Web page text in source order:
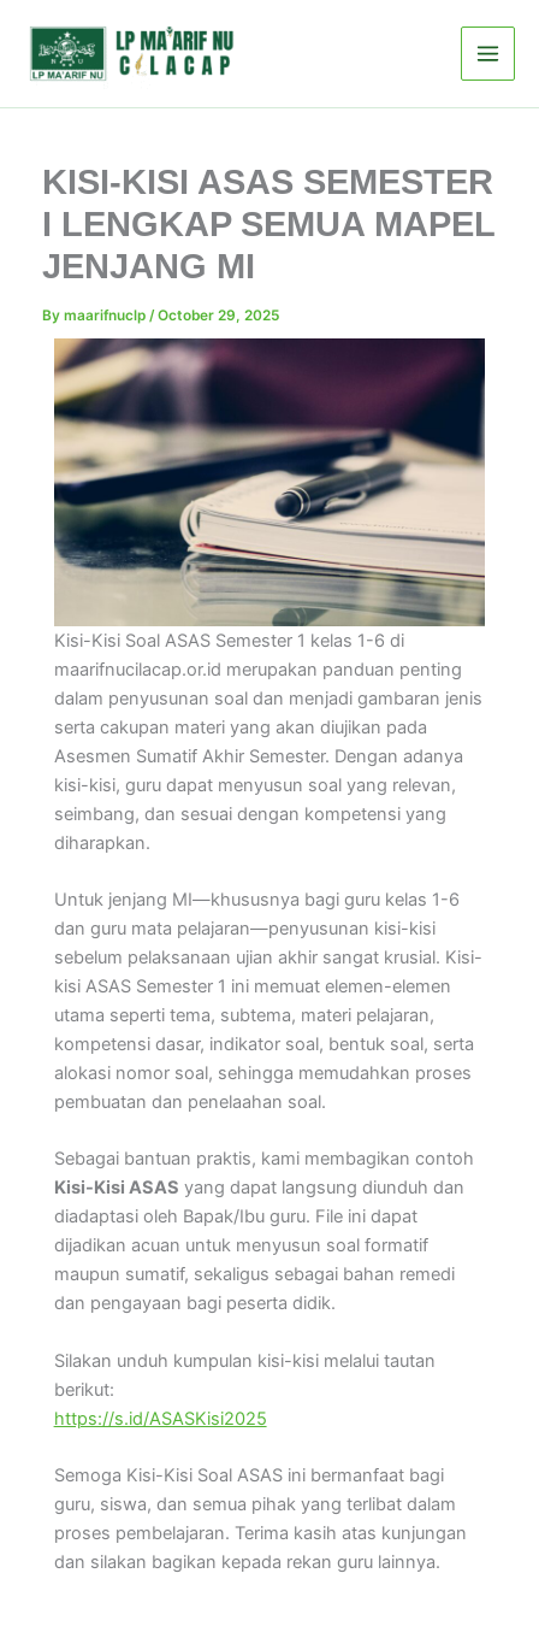
content
KISI-KISI ASAS SEMESTER
I LENGKAP SEMUA MAPEL
JENJANG MI
By maarifnuclp /October 29, 2025
Kisi-Kisi Soal ASAS Semester 1 kelas 1-6 di
maarifnucilacap.or.id merupakan panduan penting
dalam penyusunan soal dan menjadi gambaran jenis
serta cakupan materi yang akan diujikan pada
Asesmen Sumatif Akhir Semester. Dengan adanya
kisi-kisi, guru dapat menyusun soal yang relevan,
seimbang, dan sesuai dengan kompetensi yang
diharapkan.
Untuk jenjang MI—khususnya bagi guru kelas 1-6
dan guru mata pelajaran—penyusunan kisi-kisi
sebelum pelaksanaan ujian akhir sangat krusial. Kisi-
kisi ASAS Semester 1 ini memuat elemen-elemen
utama seperti tema, subtema, materi pelajaran,
kompetensi dasar, indikator soal, bentuk soal, serta
alokasi nomor soal, sehingga memudahkan proses
pembuatan dan penelaahan soal.
Sebagai bantuan praktis, kami membagikan contoh
Kisi-Kisi ASAS yang dapat langsung diunduh dan
diadaptasi oleh Bapak/Ibu guru. File ini dapat
dijadikan acuan untuk menyusun soal formatif
maupun sumatif, sekaligus sebagai bahan remedi
dan pengayaan bagi peserta didik.
Silakan unduh kumpulan kisi-kisi melalui tautan
berikut:
https://s.id/ASASKisi2025
Semoga Kisi-Kisi Soal ASAS ini bermanfaat bagi
guru, siswa, dan semua pihak yang terlibat dalam
proses pembelajaran. Terima kasih atas kunjungan
dan silakan bagikan kepada rekan guru lainnya.